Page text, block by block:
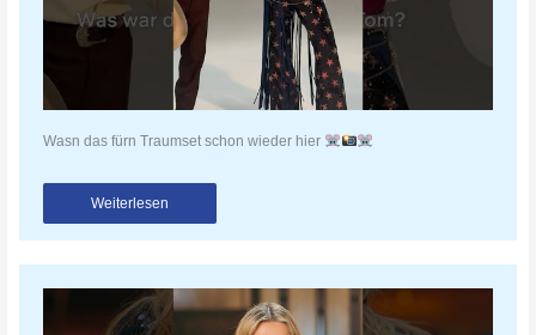
Wasn das fürn Traumset schon wieder hier
Weiterlesen